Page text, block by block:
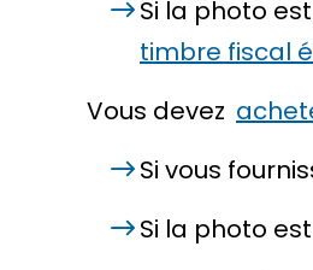
Si la photo
timbre fiscal
Vous devez
Si vous
Si la photo